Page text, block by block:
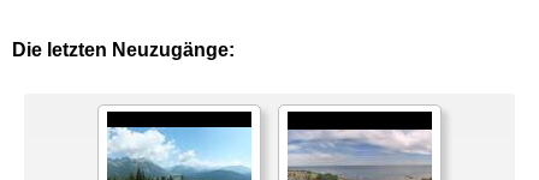
Die letzten Neuzugänge: